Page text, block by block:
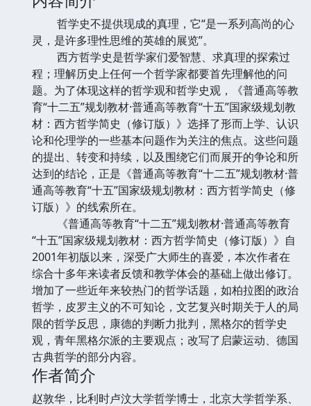
哲学史不提供现成的真理，它“是一系列高尚的心
灵，是许多理性思维的英雄的展览”。
西方哲学史是哲学家们爱智慧、求真理的探索过
程；理解历史上任何一个哲学家都要首先理解他的问
题。为了体现这样的哲学观和哲学史观，《普通高等教
育“十二五”规划教材·普通高等教育“十五”国家级规划教
材：西方哲学简史（修订版）》选择了形而上学、认识
论和伦理学的一些基本问题作为关注的焦点。这些问题
的提出、转变和持续，以及围绕它们而展开的争论和所
达到的结论，正是《普通高等教育“十二五”规划教材·普
通高等教育“十五”国家级规划教材：西方哲学简史（修
订版）》的线索所在。
《普通高等教育“十二五”规划教材·普通高等教育
“十五”国家级规划教材：西方哲学简史（修订版）》自
2001年初版以来，深受广大师生的喜爱，本次作者在
综合十多年来读者反馈和教学体会的基础上做出修订。
增加了一些近年来较热门的哲学话题，如柏拉图的政治
哲学，皮罗主义的不可知论，文艺复兴时期关于人的局
限的哲学反思，康德的判断力批判，黑格尔的哲学史
观，青年黑格尔派的主要观点；改写了启蒙运动、德国
古典哲学的部分内容。
作者简介
赵敦华，比利时卢汶大学哲学博士，北京大学哲学系、